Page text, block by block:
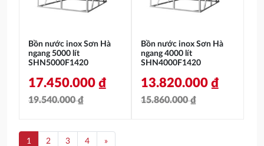
Bồn nước inox Sơn Hà
ngang 5000 lít
SHN5000F1420
19.540.000₫
gốc
17.450.000 ₫
hiện
Bồn nước inox Sơn Hà
ngang 4000 lít
SHN4000F1420
15.860.000₫
13.820.000 ₫
1 2 3 4 »